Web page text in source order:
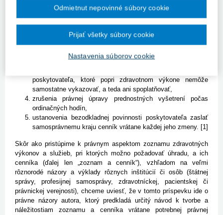
verejného zdravotného poistenia (ďalej aj „zdravotné
zákazu pre (každého)poskytovateľa zdravotnej starostlivosti
(ďalej len „poskytovateľ“) podmieňovať poskytnutie
poistenca podľa zákona o rozsahu zdravotnej starostlivosti a
predpisov vydaných na jeho vykonanie ani iným plnením,
poskytovateľa, ktoré popri zdravotnom výkone nemôže
samostatne vykazovať, a teda ani spoplatňovať,
zrušenia právnej úpravy prednostných vyšetrení počas
ordinačných hodín,
ustanovenia bezodkladnej povinnosti poskytovateľa zaslať
samosprávnemu kraju cenník vrátane každej jeho zmeny. [1]
Skôr ako pristúpime k právnym aspektom zoznamu zdravotných
výkonov a služieb, pri ktorých možno požadovať úhradu, a ich
cenníka (ďalej len „zoznam a cenník“), vzhľadom na veľmi
rôznorodé názory a výklady rôznych inštitúcií či osôb (štátnej
správy, profesijnej samosprávy, zdravotníckej, pacientskej či
právnickej verejnosti), chceme uviesť, že v tomto príspevku ide o
právne názory autora, ktorý predkladá určitý návod k tvorbe a
náležitostiam zoznamu a cenníka vrátane potrebnej právnej
Nastavenia súborov cookie
Odmietnut nepovinné súbory cookie
Prijať všetky súbory cookie